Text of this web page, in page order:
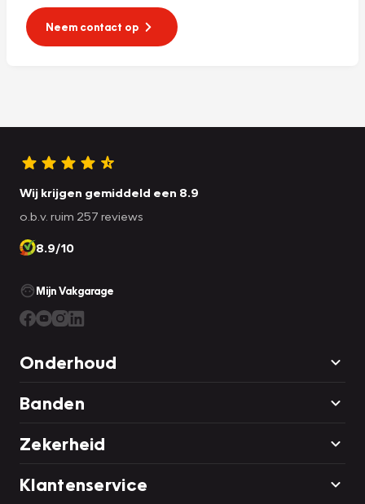
Neem contact op
Wij krijgen gemiddeld een 8.9
o.b.v. ruim 257 reviews
8.9/10
Mijn Vakgarage
Onderhoud
Banden
Zekerheid
Klantenservice